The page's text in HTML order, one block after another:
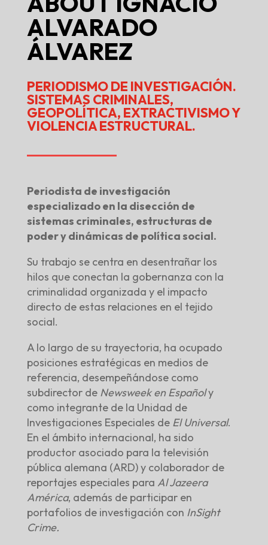
ALVARADO
ÁLVAREZ
PERIODISMO DE INVESTIGACIÓN.
SISTEMAS CRIMINALES,
GEOPOLÍTICA, EXTRACTIVISMO Y
VIOLENCIA ESTRUCTURAL.
Periodista de investigación
especializado en la disección de
sistemas criminales, estructuras de
poder y dinámicas de política social.
Su trabajo se centra en desentrañar los
hilos que conectan la gobernanza con la
criminalidad organizada y el impacto
directo de estas relaciones en el tejido
social.
A lo largo de su trayectoria, ha ocupado
posiciones estratégicas en medios de
referencia, desempeñándose como
subdirector de Newsweek en Españoly
como integrante de la Unidad de
Investigaciones Especiales de El Universal.
En el ámbito internacional, ha sido
productor asociado para la televisión
pública alemana (ARD) y colaborador de
reportajes especiales para Al Jazeera
América, además de participar en
portafolios de investigación con InSight
Crime.